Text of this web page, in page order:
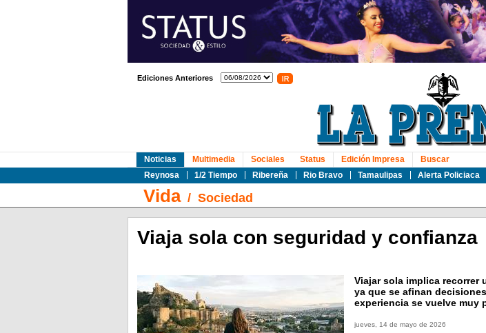
Ediciones Anteriores
Noticias
Reynosa
1/2 Tiempo Ribereña Rio Bravo Tamaulipas Alerta Policiaca
Multimedia Sociales Status Edición Impresa Buscar
Vida/ Sociedad
Viaja sola con seguridad y confianza
Viajar sola implica recorrer
ya que se afinan
experiencia se vuelve muy
jueves, 14 de mayo de 2026